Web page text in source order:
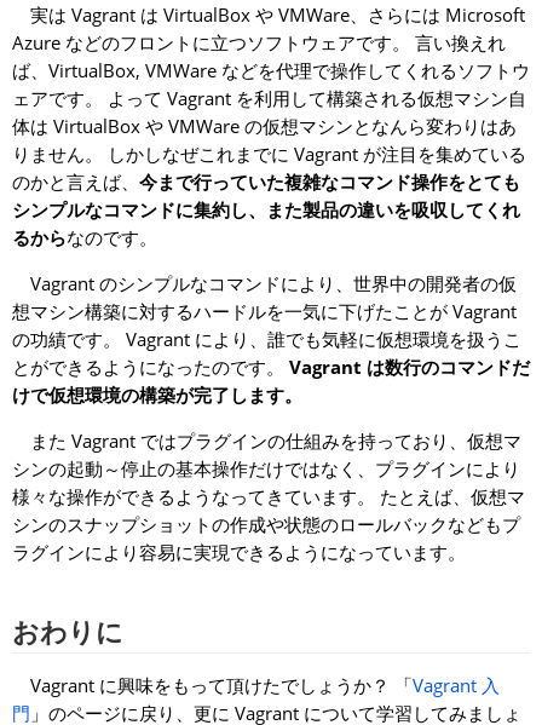
実は Vagrant は VirtualBox や VMWare、さらには Microsoft
Azure などのフロントに立つソフトウェアです。 言い換えれ
ば、VirtualBox, VMWare などを代理で操作してくれるソフトウ
ェアです。 よって Vagrant を利用して構築される仮想マシン自
体は VirtualBox や VMWare の仮想マシンとなんら変わりはあ
りません。 しかしなぜこれまでに Vagrant が注目を集めている
のかと言えば、 今まで行っていた複雑なコマンド操作をとても
シンプルなコマンドに集約し、また製品の違いを吸収してくれ
るからなのです。
Vagrant のシンプルなコマンドにより、世界中の開発者の仮
想マシン構築に対するハードルを一気に下げたことが Vagrant
の功績です。 Vagrant により、誰でも気軽に仮想環境を扱うこ
とができるようになったのです。 Vagrant は数行のコマンドだ
けで仮想環境の構築が完了します。
また Vagrant ではプラグインの仕組みを持っており、仮想マ
シンの起動～停止の基本操作だけではなく、プラグインにより
様々な操作ができるようなってきています。 たとえば、仮想マ
シンのスナップショットの作成や状態のロールバックなどもプ
ラグインにより容易に実現できるようになっています。
おわりに
Vagrant に興味をもって頂けたでしょうか？ 「Vagrant 入
門 」のページに戻り、更に Vagrant について学習してみましょ